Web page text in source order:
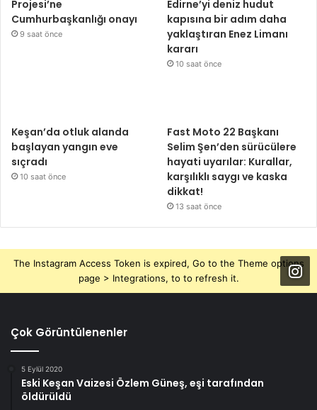
Projesi’ne
Cumhurbaşkanlığı onayı
9 saat önce
Edirne’yi deniz hudut
kapısına bir adım daha
yaklaştıran Enez Limanı
kararı
10 saat önce
Keşan’da otluk alanda
başlayan yangın eve
sıçradı
10 saat önce
Fast Moto 22 Başkanı
Selim Şen’den sürücülere
hayati uyarılar: Kurallar,
karşılıklı saygı ve kaska
dikkat!
13 saat önce
The Instagram Access Token is expired, Go to the Theme options
page > Integrations, to to refresh it.
Çok Görüntülenenler
5 Eylül 2020
Eski Keşan Vaizesi Özlem Güneş, eşi tarafından
öldürüldü